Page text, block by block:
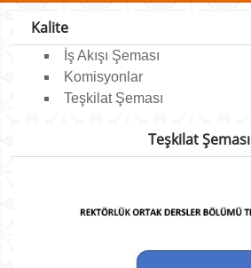
Kalite
İş Akışı Şeması
Komisyonlar
Teşkilat Şeması
Teşkilat Şeması